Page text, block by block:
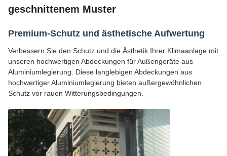
geschnittenem Muster
Premium-Schutz und ästhetische Aufwertung
Verbessern Sie den Schutz und die Ästhetik Ihrer Klimaanlage mit
unseren hochwertigen Abdeckungen für Außengeräte aus
Aluminiumlegierung. Diese langlebigen Abdeckungen aus
hochwertiger Aluminiumlegierung bieten außergewöhnlichen
Schutz vor rauen Witterungsbedingungen.